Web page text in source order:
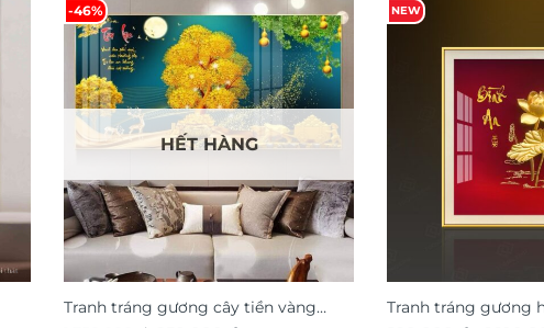
-46%
HẾT HÀNG
Tranh tráng gương cây tiền vàng
NEW
Tranh tráng gương